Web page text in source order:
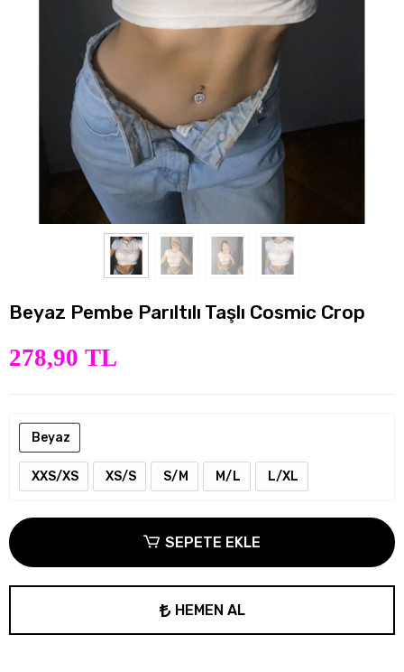
Beyaz Pembe Parıltılı Taşlı Cosmic Crop
278,90 TL
Beyaz
XXS/XS XS/S S/M M/L L/XL
SEPETE EKLE
HEMEN AL